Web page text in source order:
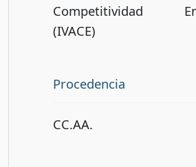
Competitividad
(IVACE)
Procedencia
CC.AA.